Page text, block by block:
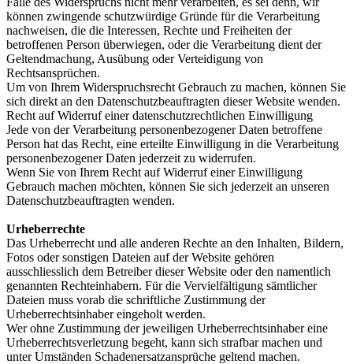
können zwingende schutzwürdige Gründe für die Verarbeitung
nachweisen, die die Interessen, Rechte und Freiheiten der
betroffenen Person überwiegen, oder die Verarbeitung dient der
Geltendmachung, Ausübung oder Verteidigung von
Rechtsansprüchen.
Um von Ihrem Widerspruchsrecht Gebrauch zu machen, können Sie
sich direkt an den Datenschutzbeauftragten dieser Website wenden.
Recht auf Widerruf einer datenschutzrechtlichen Einwilligung
Jede von der Verarbeitung personenbezogener Daten betroffene
Person hat das Recht, eine erteilte Einwilligung in die Verarbeitung
personenbezogener Daten jederzeit zu widerrufen.
Wenn Sie von Ihrem Recht auf Widerruf einer Einwilligung
Gebrauch machen möchten, können Sie sich jederzeit an unseren
Datenschutzbeauftragten wenden.
Urheberrechte
Das Urheberrecht und alle anderen Rechte an den Inhalten, Bildern,
Fotos oder sonstigen Dateien auf der Website gehören
ausschliesslich dem Betreiber dieser Website oder den namentlich
genannten Rechteinhabern. Für die Vervielfältigung sämtlicher
Dateien muss vorab die schriftliche Zustimmung der
Urheberrechtsinhaber eingeholt werden.
Wer ohne Zustimmung der jeweiligen Urheberrechtsinhaber eine
Urheberrechtsverletzung begeht, kann sich strafbar machen und
unter Umständen Schadenersatzansprüche geltend machen.